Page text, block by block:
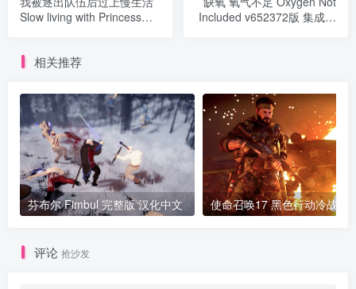
Slow living with Princess
Included v652372版 集成全
相关推荐
芬布尔 Fimbul 完整版 汉化中文
评论 抢沙发